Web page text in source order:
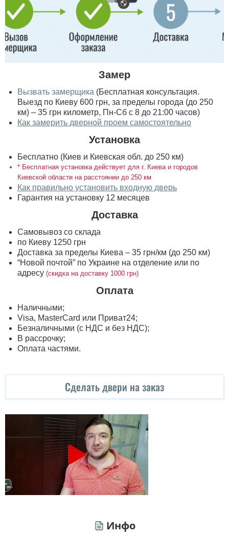
Замер
Вызвать замерщика (Бесплатная консультация.
Выезд по Киеву 600 грн, за пределы города (до 250
км) – 35 грн километр, Пн-Сб с 8 до 21:00 часов)
Как замерить дверной проем самостоятельно
Установка
Бесплатно (Киев и Киевская обл. до 250 км)
* Бесплатная установка действует для г. Киева и городов
Киевской области на расстоянии до 250 км
Как правильно установить входную дверь
Гарантия на установку 12 месяцев
Доставка
Самовывоз со склада
по Киеву 1250 грн
Доставка за пределы Киева – 35 грн/км (до 250 км)
“Новой почтой” по Украине на отделение или по
адресу (скидка на доставку 1000 грн)
Оплата
Наличными;
Visa, MasterСard или Приват24;
Безналичными (с НДС и без НДС);
В рассрочку;
Оплата частями.
Сделать двери на заказ
Инфо